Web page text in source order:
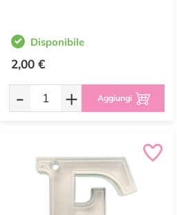
Disponibile
2,00 €
- + Aggiungi